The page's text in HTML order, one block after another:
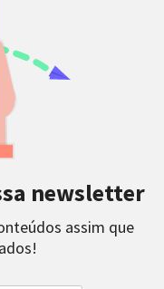
newsletter
assim que